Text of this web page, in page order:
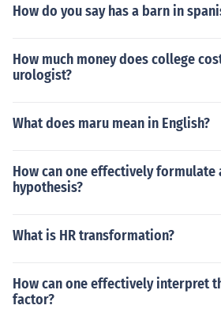
How do you say has a barn in
How much money does college
urologist?
What does maru mean in English?
How can one effectively formulate
hypothesis?
What is HR transformation?
How can one effectively interpret
factor?